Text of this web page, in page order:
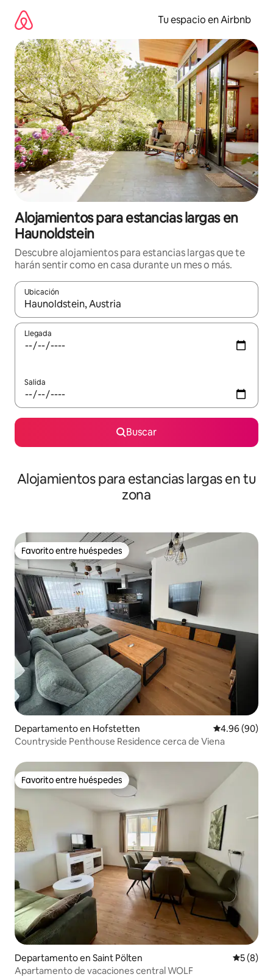
contenido
Tu espacio en Airbnb
Alojamientos para estancias largas en
Haunoldstein
Descubre alojamientos para estancias largas que te
harán sentir como en casa durante un mes o más.
Ubicación
Cuando los resultados estén disponibles, podrás navegar
Llegada
Salida
Buscar
Alojamientos para estancias largas en tu
zona
Favorito entre huéspedes
Favorito entre huéspedes
Departamento en Hofstetten Calificación
4.96 (90)
Countryside Penthouse Residence cerca de Viena
Favorito entre huéspedes
Favorito entre huéspedes
Departamento en Saint Pölten
5 (8)
Apartamento de vacaciones central WOLF